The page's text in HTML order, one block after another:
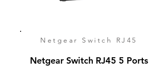
Netgear Switch RJ45
Netgear Switch RJ45 5 Ports